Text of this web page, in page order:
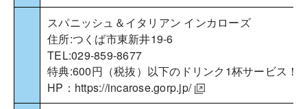
スパニッシュ＆イタリアン インカローズ
住所:つくば市東新井19-6
TEL:029-859-8677
特典:600円（税抜）以下のドリンク1杯サービス！
HP： https://incarose.gorp.jp/